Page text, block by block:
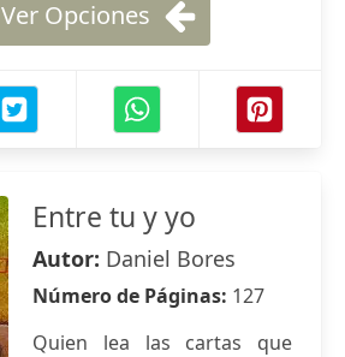
Ver Opciones
Entre tu y yo
Autor: Daniel Bores
Número de Páginas: 127
Quien lea las cartas que